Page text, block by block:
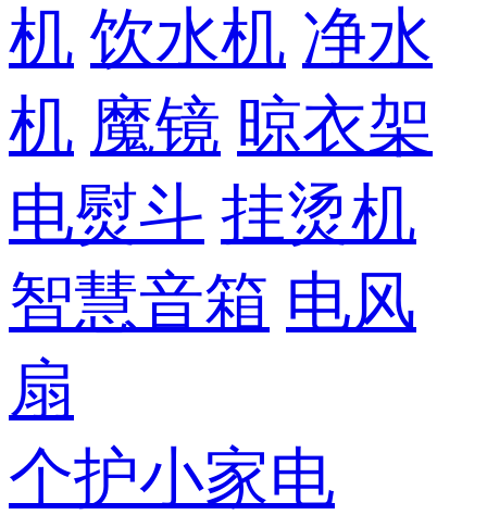
机 饮水机 净水
机 魔镜 晾衣架
电熨斗 挂烫机
智慧音箱 电风
扇
个护小家电